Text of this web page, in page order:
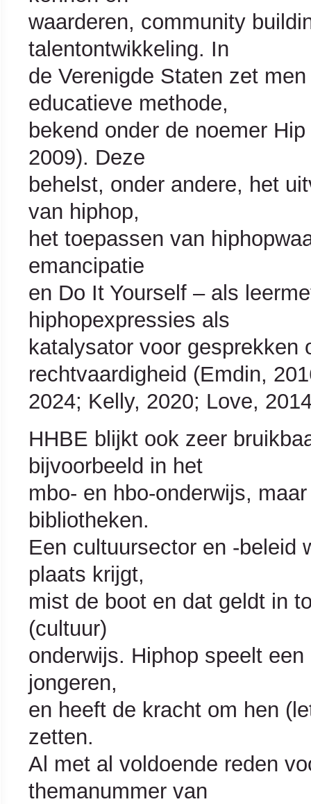
waarderen, community
talentontwikkeling. In
de Verenigde Staten zet
educatieve methode,
bekend onder de noemer
2009). Deze
behelst, onder andere, het
van hiphop,
het toepassen van
emancipatie
en Do It Yourself – als
hiphopexpressies als
katalysator voor
rechtvaardigheid (Emdin,
2024; Kelly, 2020; Love,
HHBE blijkt ook zeer
bijvoorbeeld in het
mbo- en hbo-onderwijs,
bibliotheken.
Een cultuursector en -beleid
plaats krijgt,
mist de boot en dat geldt in
(cultuur)
onderwijs. Hiphop speelt
jongeren,
en heeft de kracht om hen
zetten.
Al met al voldoende reden
themanummer van